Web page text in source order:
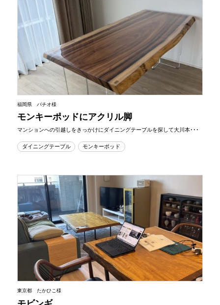
福岡県 バチオ様
モンキーポッドにアクリル脚
マンションへの引越しをきっかけにダイニングテーブルを探して大川本･･･
ダイニングテーブル モンキーポッド
東京都 たかひこ様